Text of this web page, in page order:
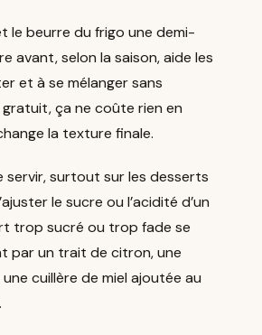
le beurre du frigo une demi-
avant, selon la saison, aide les
et à se mélanger sans
gratuit, ça ne coûte rien en
la texture finale.
servir, surtout sur les desserts
le sucre ou l’acidité d’un
trop sucré ou trop fade se
par un trait de citron, une
cuillère de miel ajoutée au